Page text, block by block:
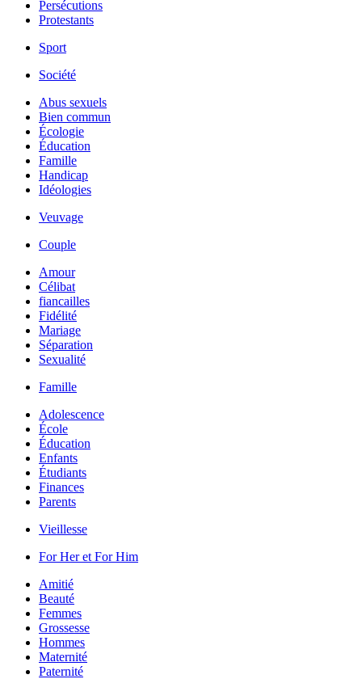
Persécutions
Protestants
Sport
Société
Abus sexuels
Bien commun
Écologie
Éducation
Famille
Handicap
Idéologies
Veuvage
Couple
Amour
Célibat
fiancailles
Fidélité
Mariage
Séparation
Sexualité
Famille
Adolescence
École
Éducation
Enfants
Étudiants
Finances
Parents
Vieillesse
For Her et For Him
Amitié
Beauté
Femmes
Grossesse
Hommes
Maternité
Paternité